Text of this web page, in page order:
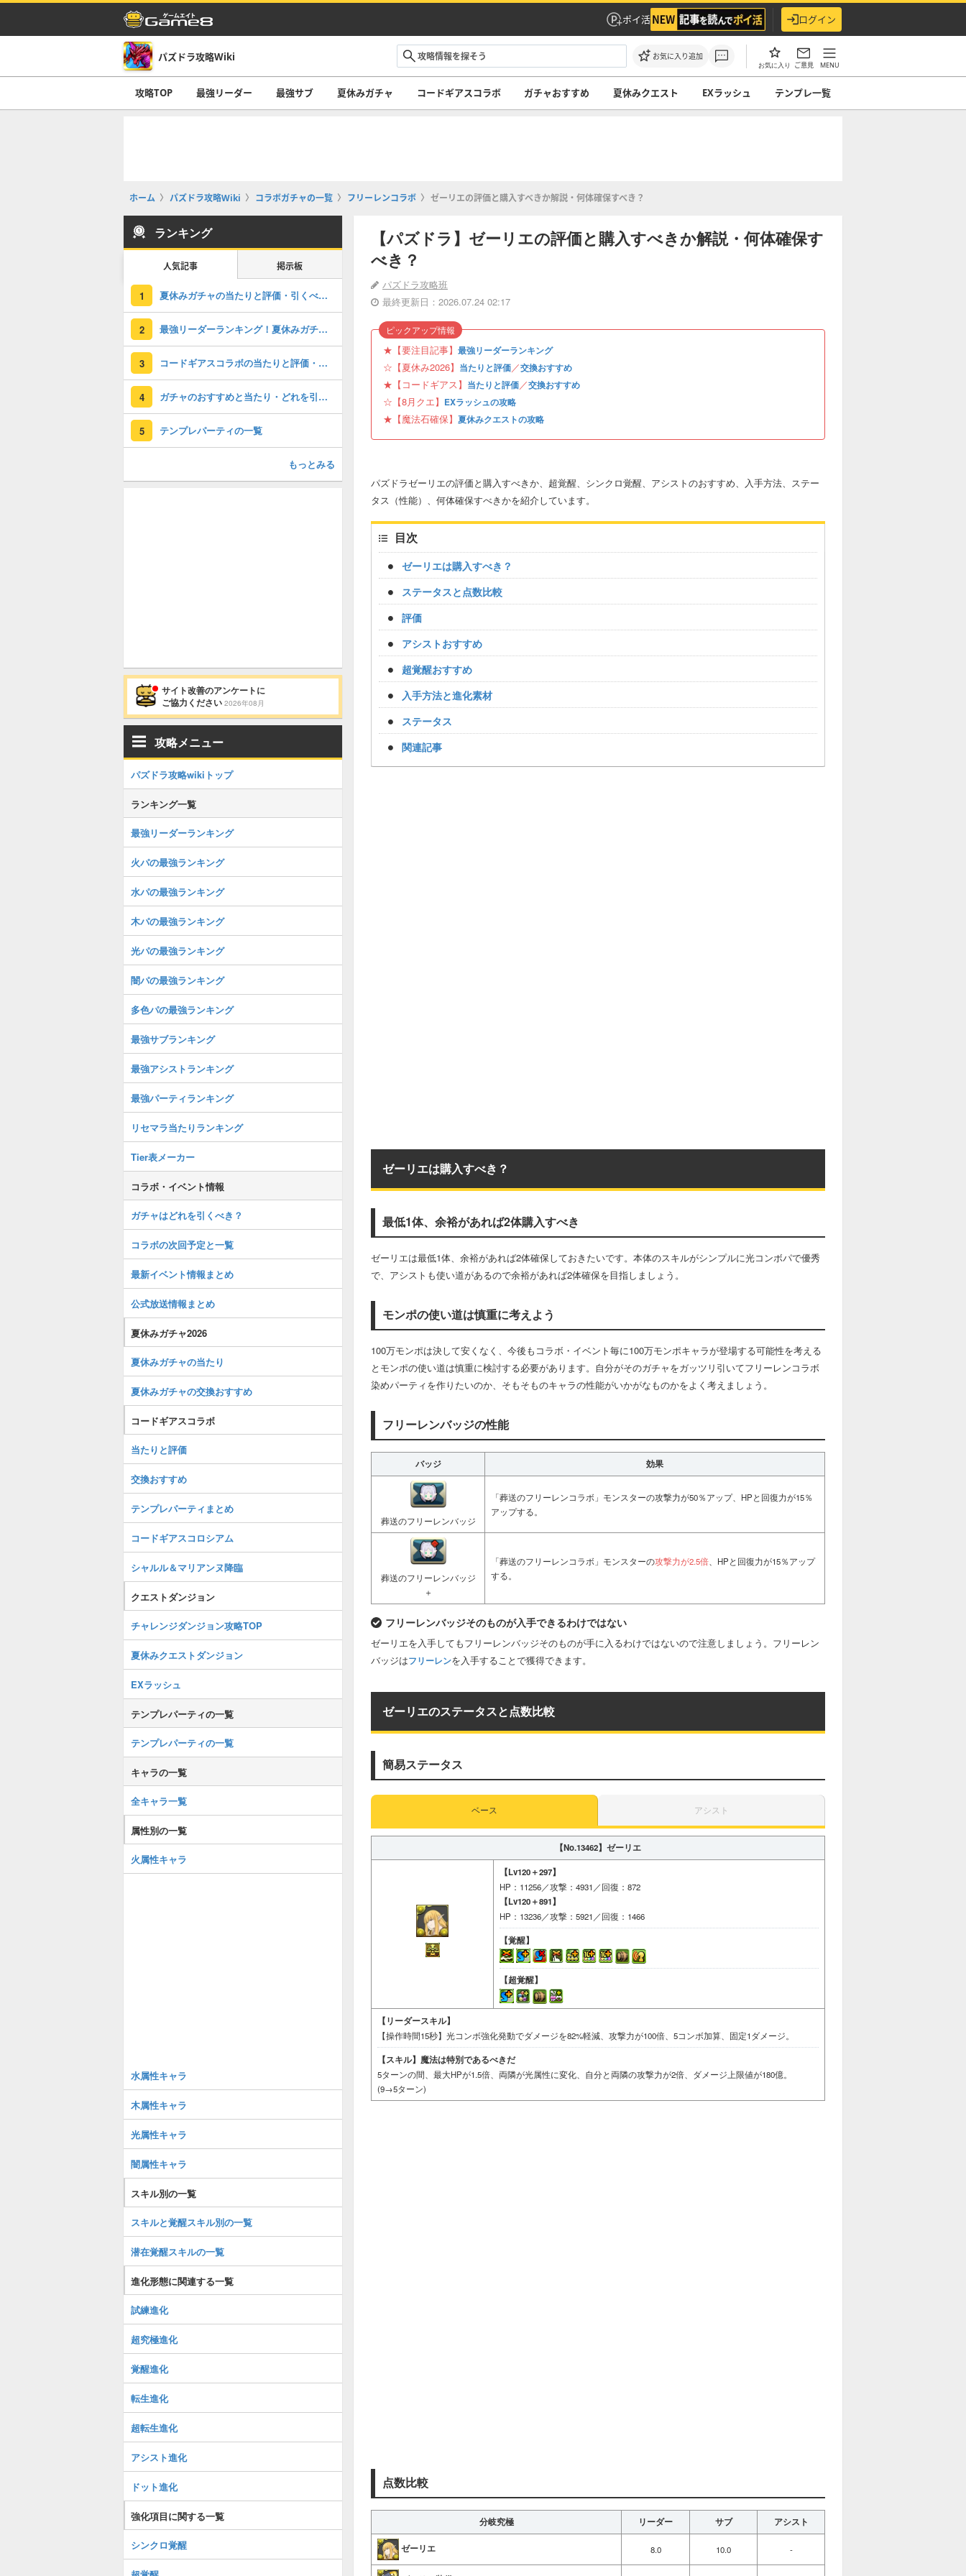
ポイ活 ログイン
パズドラ攻略Wiki お気に入り追加
お気に入り ご意見 MENU
攻略TOP 最強リーダー 最強サブ 夏休みガチャ コードギアスコラボ ガチャおすすめ 夏休みクエスト EXラッシュ テンプレ一覧
ホーム パズドラ攻略Wiki コラボガチャの一覧 フリーレンコラボ ゼーリエの評価と購入すべきか解説・何体確保すべき？
【パズドラ】ゼーリエの評価と購入すべきか解説・何体確保す
べき？
パズドラ攻略班
最終更新日：2026.07.24 02:17
★【要注目記事】 最強リーダーランキング
☆【夏休み2026】 当たりと評価／交換おすすめ
★【コードギアス】 当たりと評価／交換おすすめ
☆【8月クエ】 EXラッシュの攻略
★【魔法石確保】 夏休みクエストの攻略
ピックアップ情報
パズドラゼーリエの評価と購入すべきか、超覚醒、シンクロ覚醒、アシストのおすすめ、入手方法、ステー
タス（性能）、何体確保すべきかを紹介しています。
目次
ゼーリエは購入すべき？
ステータスと点数比較
評価
アシストおすすめ
超覚醒おすすめ
入手方法と進化素材
ステータス
関連記事
ゼーリエは購入すべき？
最低1体、余裕があれば2体購入すべき
ゼーリエは最低1体、余裕があれば2体確保しておきたいです。本体のスキルがシンプルに光コンボパで優秀
で、アシストも使い道があるので余裕があれば2体確保を目指しましょう。
モンポの使い道は慎重に考えよう
100万モンポは決して安くなく、今後もコラボ・イベント毎に100万モンポキャラが登場する可能性を考える
とモンポの使い道は慎重に検討する必要があります。自分がそのガチャをガッツリ引いてフリーレンコラボ
染めパーティを作りたいのか、そもそものキャラの性能がいかがなものかをよく考えましょう。
フリーレンバッジの性能
バッジ 効果
葬送のフリーレンバッジ
「葬送のフリーレンコラボ」モンスターの攻撃力が50％アップ、HPと回復力が15％
アップする。
葬送のフリーレンバッジ
＋
「葬送のフリーレンコラボ」モンスターの攻撃力が2.5倍 、HPと回復力が15％アップ
する。
フリーレンバッジそのものが入手できるわけではない
ゼーリエを入手してもフリーレンバッジそのものが手に入るわけではないので注意しましょう。フリーレン
バッジはフリーレンを入手することで獲得できます。
ゼーリエのステータスと点数比較
簡易ステータス
ベース アシスト
【No.13462】 ゼーリエ
【Lv120＋297】
HP：11256／攻撃：4931／回復：872
【Lv120＋891】
HP：13236／攻撃：5921／回復：1466
【覚醒】
【超覚醒】
【リーダースキル】
【操作時間15秒】光コンボ強化発動でダメージを82%軽減、攻撃力が100倍、5コンボ加算、固定1ダメージ。
【スキル】 魔法は特別であるべきだ
5ターンの間、最大HPが1.5倍、両隣が光属性に変化、自分と両隣の攻撃力が2倍、ダメージ上限値が180億。
(9→5ターン)
点数比較
分岐究極 リーダー サブ アシスト
ゼーリエ 8.0 10.0 -
ランキング
人気記事 掲示板
1 夏休みガチャの当たりと評価・引くべき？
2 最強リーダーランキング！夏休みガチャの評価掲載
3 コードギアスコラボの当たりと評価・引くべき？
4 ガチャのおすすめと当たり・どれを引くべき？
5 テンプレパーティの一覧
もっとみる
サイト改善のアンケートに
ご協力ください 2026年08月
攻略メニュー
パズドラ攻略wikiトップ
ランキング一覧
最強リーダーランキング
火パの最強ランキング
水パの最強ランキング
木パの最強ランキング
光パの最強ランキング
闇パの最強ランキング
多色パの最強ランキング
最強サブランキング
最強アシストランキング
最強パーティランキング
リセマラ当たりランキング
Tier表メーカー
コラボ・イベント情報
ガチャはどれを引くべき？
コラボの次回予定と一覧
最新イベント情報まとめ
公式放送情報まとめ
夏休みガチャ2026
夏休みガチャの当たり
夏休みガチャの交換おすすめ
コードギアスコラボ
当たりと評価
交換おすすめ
テンプレパーティまとめ
コードギアスコロシアム
シャルル＆マリアンヌ降臨
クエストダンジョン
チャレンジダンジョン攻略TOP
夏休みクエストダンジョン
EXラッシュ
テンプレパーティの一覧
テンプレパーティの一覧
キャラの一覧
全キャラ一覧
属性別の一覧
火属性キャラ
水属性キャラ
木属性キャラ
光属性キャラ
闇属性キャラ
スキル別の一覧
スキルと覚醒スキル別の一覧
潜在覚醒スキルの一覧
進化形態に関連する一覧
試練進化
超究極進化
覚醒進化
転生進化
超転生進化
アシスト進化
ドット進化
強化項目に関する一覧
シンクロ覚醒